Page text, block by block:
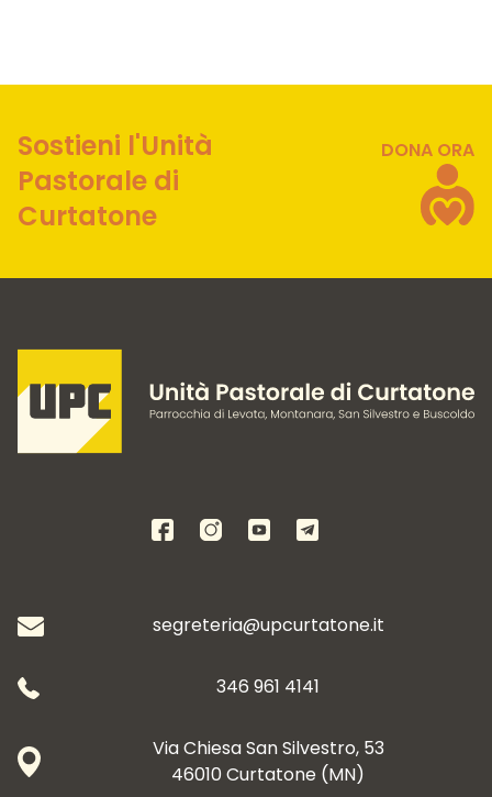
Sostieni l'Unità
Pastorale di
Curtatone
DONA ORA
segreteria@upcurtatone.it
346 961 4141
Via Chiesa San Silvestro, 53
46010 Curtatone (MN)